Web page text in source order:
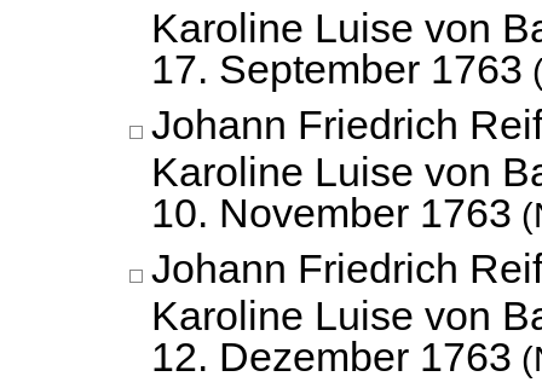
Karoline Luise von
17. September 1763
Johann Friedrich
Karoline Luise von
10. November 1763
Johann Friedrich
Karoline Luise von
12. Dezember 1763